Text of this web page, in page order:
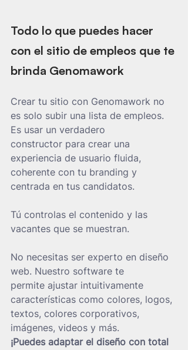
Todo lo que puedes hacer
con el sitio de empleos que te
brinda Genomawork
Crear tu sitio con Genomawork no
es solo subir una lista de empleos.
Es usar un verdadero
constructor para crear una
experiencia de usuario fluida,
coherente con tu branding y
centrada en tus candidatos.
Tú controlas el contenido y las
vacantes que se muestran.
No necesitas ser experto en diseño
web. Nuestro software te
permite ajustar intuitivamente
características como colores, logos,
textos, colores corporativos,
imágenes, videos y más.
¡Puedes adaptar el diseño con total